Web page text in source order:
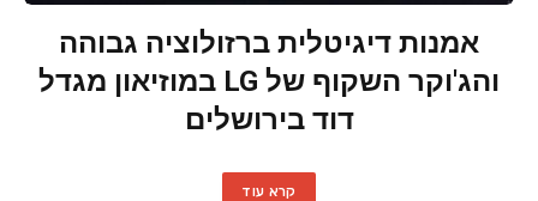
אמנות דיגיטלית ברזולוציה גבוהה
והג'וקר השקוף של LG במוזיאון מגדל
דוד בירושלים
קרא עוד